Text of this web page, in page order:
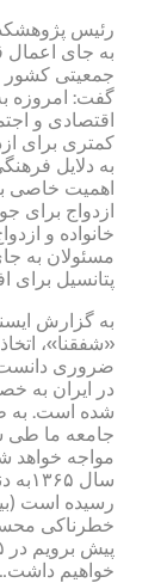
رئیس
به جای اعمال
جمعیتی کشور
گفت: امروزه
اقتصادی و
کمتری برای
به دلایل
اهمیت خاصی
ازدواج برای
خانواده و
مسئولان به
پتانسیل برای
به گزارش
«شفقنا»،
ضروری
شده است. به
جامعه ما طی
مواجه خواهد
رسیده است
خطرناکی
خواهیم